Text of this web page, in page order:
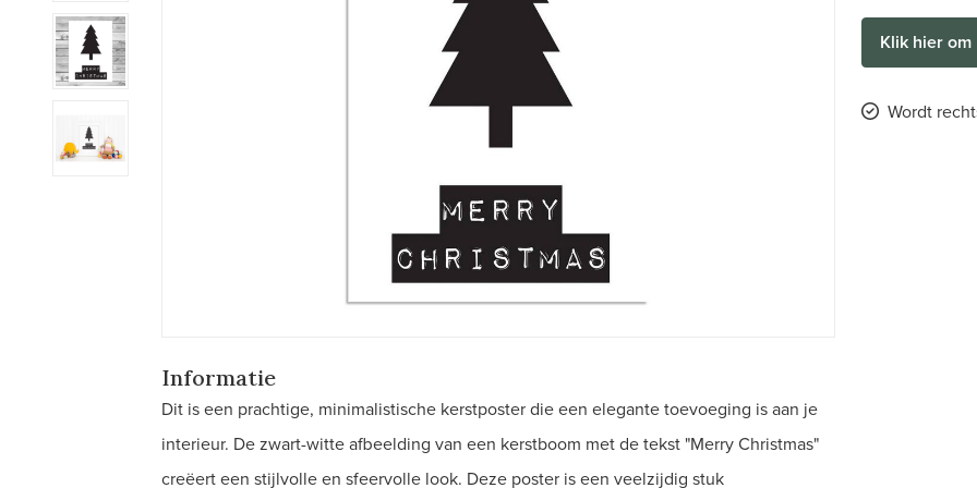
Klik hier
Wordt
Informatie
Dit is een prachtige, minimalistische kerstposter die een elegante toevoeging is aan je
interieur. De zwart-witte afbeelding van een kerstboom met de tekst "Merry Christmas"
creëert een stijlvolle en sfeervolle look. Deze poster is een veelzijdig stuk